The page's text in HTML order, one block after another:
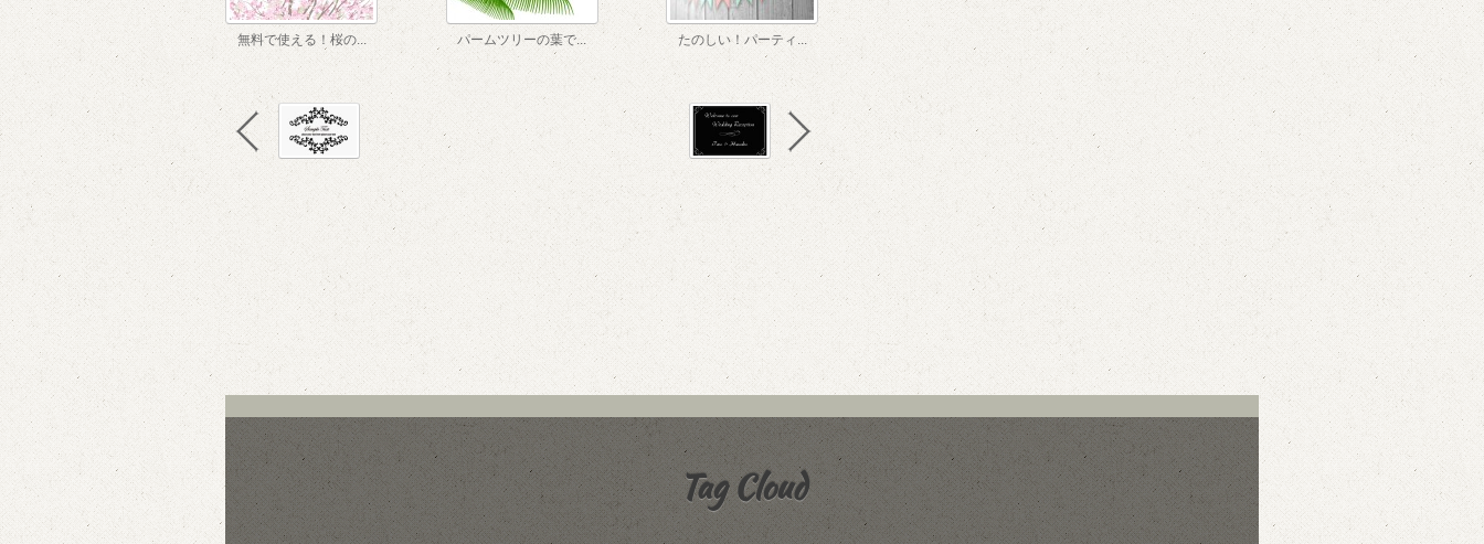
無料で使える！桜の... パームツリーの葉で... たのしい！パーティ...
Tag Cloud